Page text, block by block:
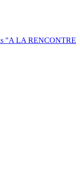
"A LA RENCONTRE